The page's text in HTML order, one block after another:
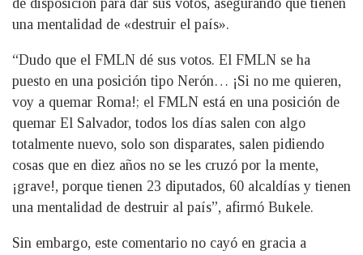
de disposición para dar sus votos, asegurando que tienen
una mentalidad de «destruir el país».
“Dudo que el FMLN dé sus votos. El FMLN se ha
puesto en una posición tipo Nerón… ¡Si no me quieren,
voy a quemar Roma!; el FMLN está en una posición de
quemar El Salvador, todos los días salen con algo
totalmente nuevo, solo son disparates, salen pidiendo
cosas que en diez años no se les cruzó por la mente,
¡grave!, porque tienen 23 diputados, 60 alcaldías y tienen
una mentalidad de destruir al país”, afirmó Bukele.
Sin embargo, este comentario no cayó en gracia a